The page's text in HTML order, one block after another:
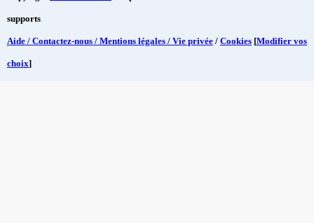
supports
Aide / Contactez-nous / Mentions légales / Vie privée / Cookies [Modifier vos
choix]